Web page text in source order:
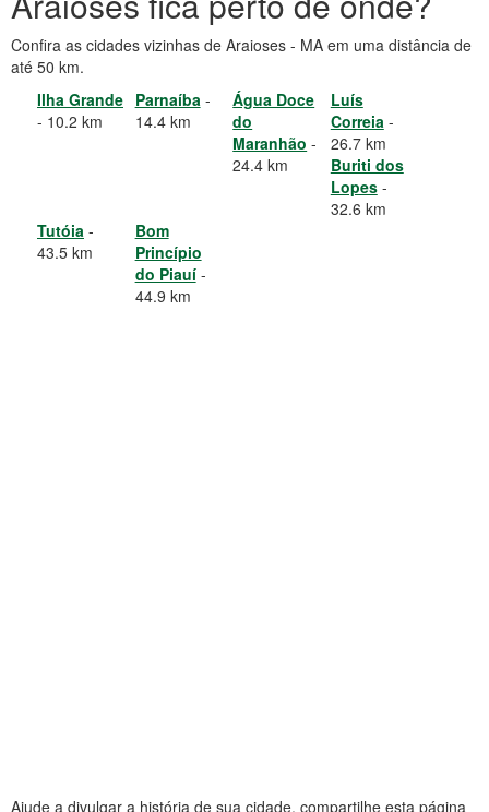
Confira as cidades vizinhas de Araioses - MA em uma distância de
até 50 km.
Ilha Grande
- 10.2 km
Parnaíba-
14.4 km
Água Doce
do
Maranhão -
24.4 km
Luís
Correia-
26.7 km
Buriti dos
Lopes-
32.6 km
Tutóia -
43.5 km
Bom
Princípio
do Piauí-
44.9 km
Ajude a divulgar a história de sua cidade, compartilhe esta página